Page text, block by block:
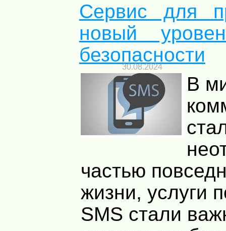
Сервис для
новый
безопасности
30.08.2024
В
частью
жизни, услуги
SMS стали